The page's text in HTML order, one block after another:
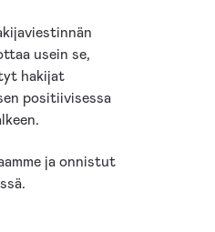
usein se,
hakijat
positiivisessa
ja onnistut